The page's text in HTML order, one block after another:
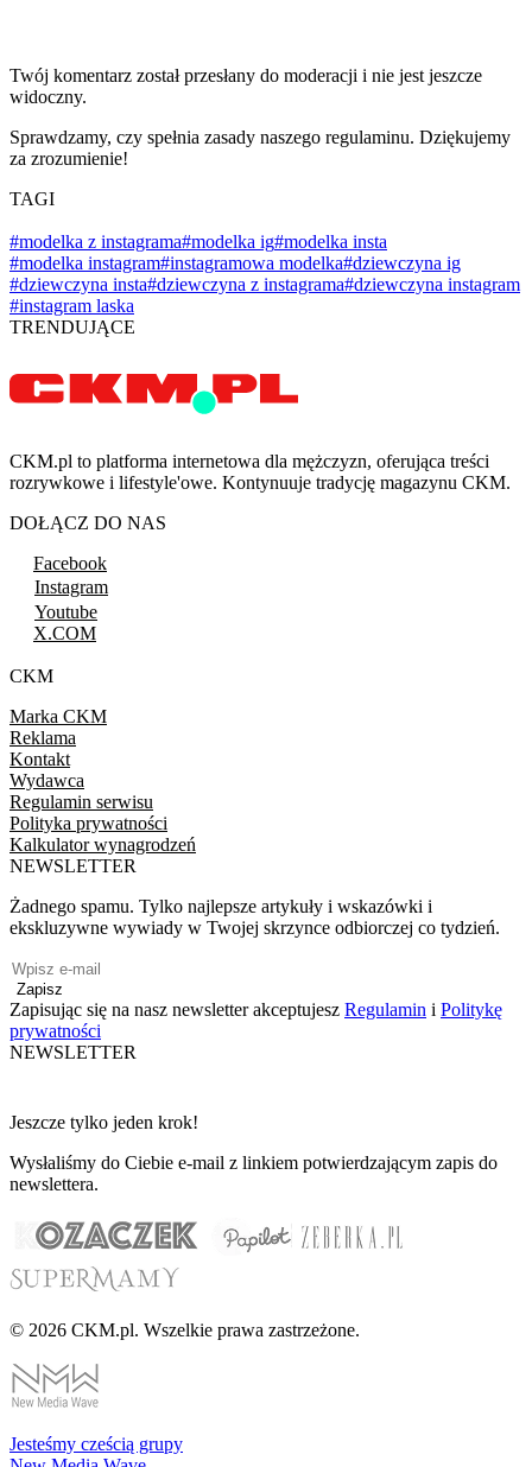
Twój komentarz został przesłany do moderacji i nie jest jeszcze
widoczny.
Sprawdzamy, czy spełnia zasady naszego regulaminu. Dziękujemy
za zrozumienie!
TAGI
#modelka z instagrama#modelka ig#modelka insta
#modelka instagram#instagramowa modelka#dziewczyna ig
#dziewczyna insta#dziewczyna z instagrama#dziewczyna instagram
#instagram laska
TRENDUJĄCE
CKM.pl to platforma internetowa dla mężczyzn, oferująca treści
rozrywkowe i lifestyle'owe. Kontynuuje tradycję magazynu CKM.
DOŁĄCZ DO NAS
Facebook
Instagram
Youtube
X.COM
CKM
Marka CKM
Reklama
Kontakt
Wydawca
Regulamin serwisu
Polityka prywatności
Kalkulator wynagrodzeń
NEWSLETTER
Żadnego spamu. Tylko najlepsze artykuły i wskazówki i
ekskluzywne wywiady w Twojej skrzynce odbiorczej co tydzień.
Zapisz
Zapisując się na nasz newsletter akceptujesz Regulamin i Politykę
prywatności
NEWSLETTER
Jeszcze tylko jeden krok!
Wysłaliśmy do Ciebie e-mail z linkiem potwierdzającym zapis do
newslettera.
© 2026 CKM.pl. Wszelkie prawa zastrzeżone.
Jesteśmy cześcią grupy